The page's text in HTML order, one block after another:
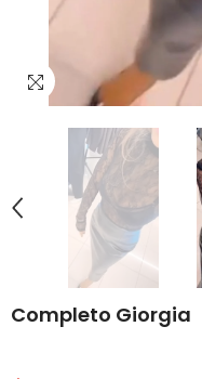
Completo Giorgia